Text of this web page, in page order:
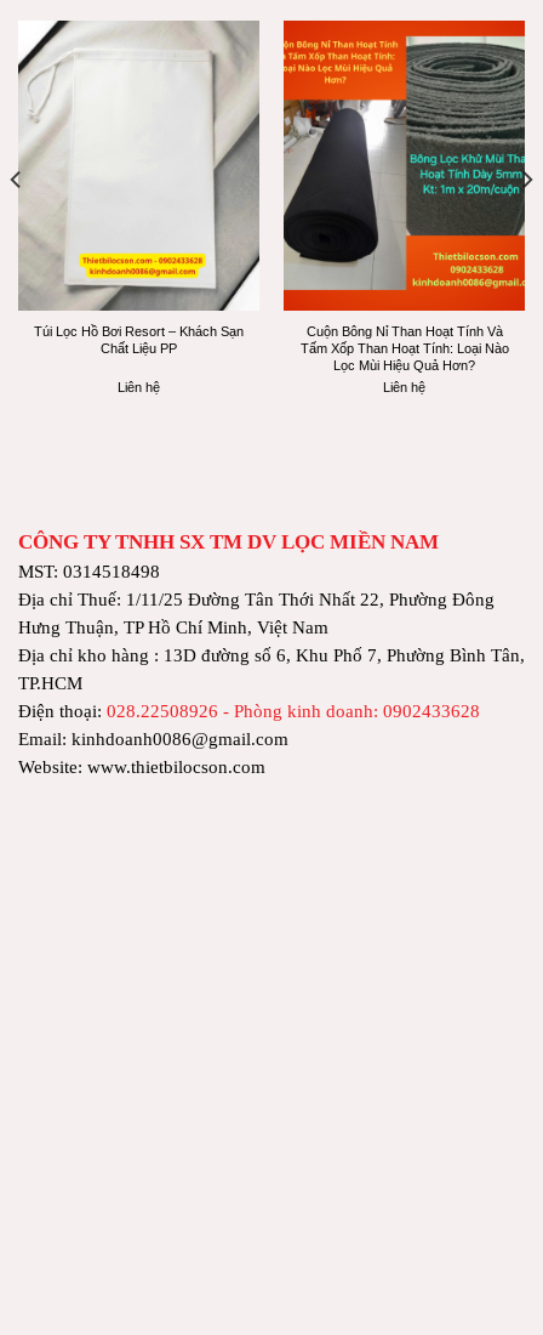
Túi Lọc Hồ Bơi Resort – Khách Sạn
Chất Liệu PP
Liên hệ
Cuộn Bông Nỉ Than Hoạt Tính Và
Tấm Xốp Than Hoạt Tính: Loại Nào
Lọc Mùi Hiệu Quả Hơn?
Liên hệ
CÔNG TY TNHH SX TM DV LỌC MIỀN NAM
MST: 0314518498
Địa chỉ Thuế: 1/11/25 Đường Tân Thới Nhất 22, Phường Đông
Hưng Thuận, TP Hồ Chí Minh, Việt Nam
Địa chỉ kho hàng : 13D đường số 6, Khu Phố 7, Phường Bình Tân,
TP.HCM
Điện thoại: 028.22508926 - Phòng kinh doanh: 0902433628
Email: kinhdoanh0086@gmail.com
Website: www.thietbilocson.com